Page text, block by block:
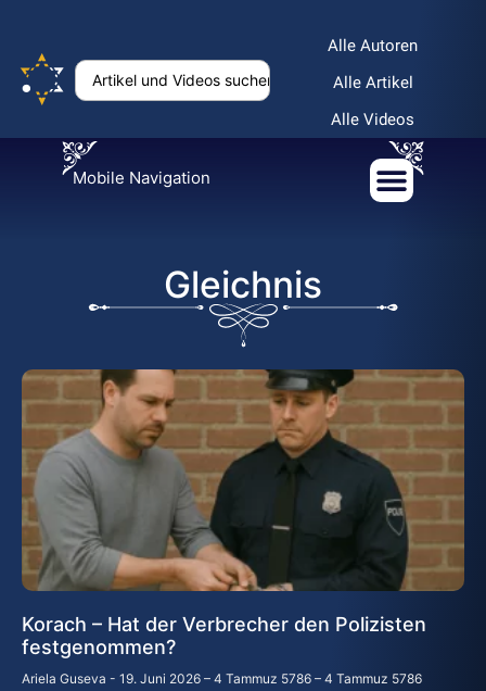
Alle Autoren
Alle Artikel
Alle Videos
Mobile Navigation
Gleichnis
Korach – Hat der Verbrecher den Polizisten
festgenommen?
Ariela Guseva 19. Juni 2026 – 4 Tammuz 5786 – 4 Tammuz 5786